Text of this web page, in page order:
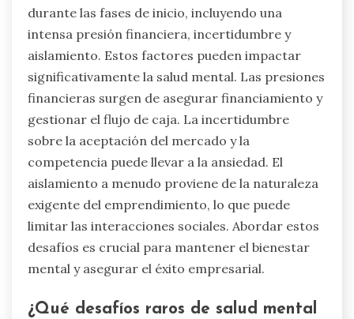
durante las fases de inicio, incluyendo una
intensa presión financiera, incertidumbre y
aislamiento. Estos factores pueden impactar
significativamente la salud mental. Las presiones
financieras surgen de asegurar financiamiento y
gestionar el flujo de caja. La incertidumbre
sobre la aceptación del mercado y la
competencia puede llevar a la ansiedad. El
aislamiento a menudo proviene de la naturaleza
exigente del emprendimiento, lo que puede
limitar las interacciones sociales. Abordar estos
desafíos es crucial para mantener el bienestar
mental y asegurar el éxito empresarial.
¿Qué desafíos raros de salud mental